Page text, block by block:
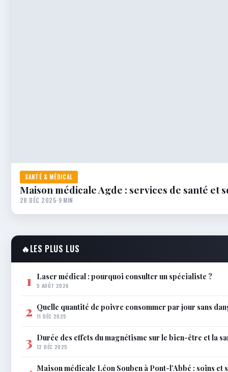
SANTÉ & MÉDICAL
Maison médicale Agde : services de santé et
28 DÉC 2025·9 MIN
🔥LES PLUS LUS
1 Laser médical : pourquoi consulter un spécialiste ?
5 AOÛT 2026
2 Quelle quantité de poivre consommer par jour sans
11 DÉC 2025
3 Durée des effets du magnétisme sur le bien-être et la
12 DÉC 2025
Maison médicale Léon Souben à Pont-l’Abbé : soins et